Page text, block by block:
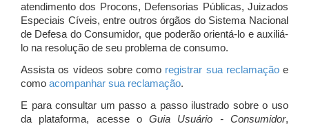
atendimento dos Procons, Defensorias Públicas, Juizados
Especiais Cíveis, entre outros órgãos do Sistema Nacional
de Defesa do Consumidor, que poderão orientá-lo e auxiliá-
lo na resolução de seu problema de consumo.
Assista os vídeos sobre como registrar sua reclamaçãoe
como acompanhar sua reclamação.
E para consultar um passo a passo ilustrado sobre o uso
da plataforma, acesse oGuia Usuário - Consumidor,